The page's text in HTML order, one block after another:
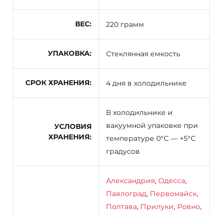
ВЕС 220 грамм
УПАКОВКА Стеклянная емкость
СРОК ХРАНЕНИЯ 4 дня в холодильнике
УСЛОВИЯ
ХРАНЕНИЯ
В холодильнике и
вакуумной упаковке при
температуре 0°С — +5°С
градусов
Александрия, Одесса,
Павлоград, Первомайск,
Полтава, Прилуки, Ровно,